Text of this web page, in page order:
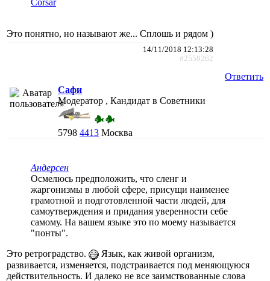
Это понятно, но называют же... Сплошь и рядом )
14/11/2018 12:13:28
#2558262
Ответить
Сафи
Модератор , Кандидат в Советники
5798 4413 Москва
Андерсен
Осмелюсь предположить, что сленг и
жаргонизмы в любой сфере, присущи наименее
грамотной и подготовленной части людей, для
самоутверждения и придания уверенности себе
самому. На вашем языке это по моему называется
"понты".
Это ретроградство.
Язык, как живой организм,
развивается, изменяется, подстраивается под меняющуюся
действительность. И далеко не все заимствованные слова